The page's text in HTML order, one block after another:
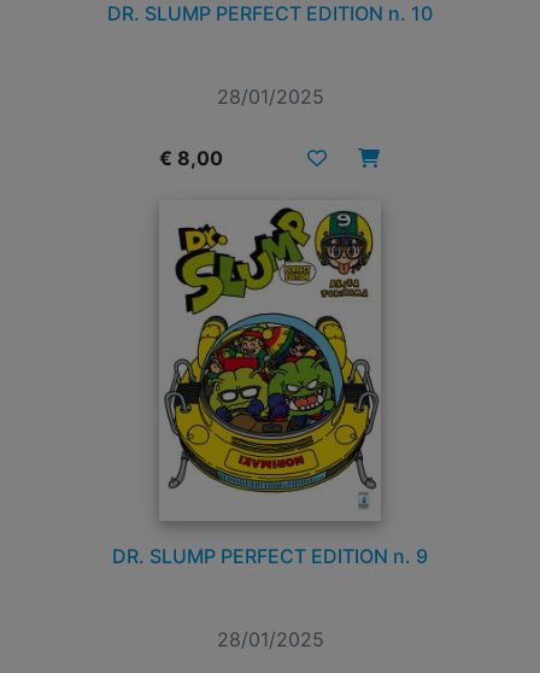
DR. SLUMP PERFECT EDITION n. 10
28/01/2025
€ 8,00
DR. SLUMP PERFECT EDITION n. 9
28/01/2025